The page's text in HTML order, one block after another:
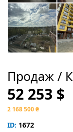
Продаж /
52 253 $
2 168 500 ₴
ID: 1672